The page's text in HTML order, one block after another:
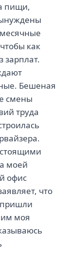
пищи,
как
зарплат.
Бешеная
смены
труда
моей
офис
что
пришли
моя